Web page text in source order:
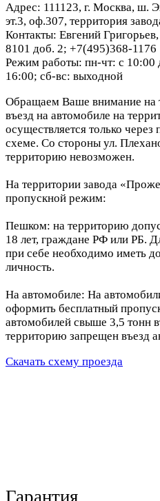
Адрес: 111123, г. Москва, ш.
эт.3, оф.307, территория
Контакты: Евгений Григорьев,
8101 доб. 2; +7(495)368-1176
Режим работы: пн-чт: с 10:00
16:00; сб-вс: выходной
Обращаем Ваше внимание на
въезд на автомобиле на
осуществляется только
схеме. Со стороны ул.
территорию невозможен.
На территории завода
пропускной режим:
Пешком: на территорию
18 лет, граждане РФ или РБ.
при себе необходимо иметь
личность.
На автомобиле: На
оформить бесплатный
автомобилей свыше 3,5 тонн
территорию запрещен въезд
Скачать схему проезда